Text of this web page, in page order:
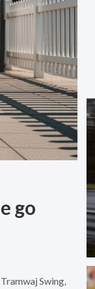
go
Swing,